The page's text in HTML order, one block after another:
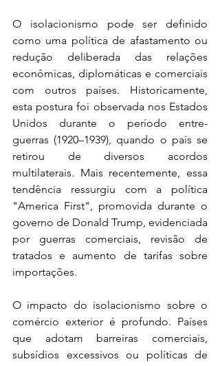
O isolacionismo pode ser definido
como uma política de afastamento ou
redução deliberada das relações
econômicas, diplomáticas e comerciais
com outros países. Historicamente,
esta postura foi observada nos Estados
Unidos durante o período entre-
guerras (1920–1939), quando o país se
retirou de diversos acordos
multilaterais. Mais recentemente, essa
tendência ressurgiu com a política
"America First", promovida durante o
governo de Donald Trump, evidenciada
por guerras comerciais, revisão de
tratados e aumento de tarifas sobre
importações.
O impacto do isolacionismo sobre o
comércio exterior é profundo. Países
que adotam barreiras comerciais,
subsídios excessivos ou políticas de